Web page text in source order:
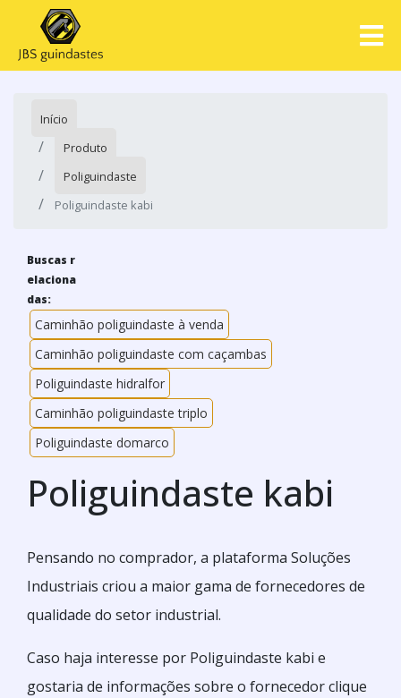
Início
Produto
Poliguindaste
Poliguindaste kabi
Buscas r
elaciona
das:
Caminhão poliguindaste à venda
Caminhão poliguindaste com caçambas
Poliguindaste hidralfor
Caminhão poliguindaste triplo
Poliguindaste domarco
Poliguindaste kabi
Pensando no comprador, a plataforma Soluções
Industriais criou a maior gama de fornecedores de
qualidade do setor industrial.
Caso haja interesse por Poliguindaste kabi e
gostaria de informações sobre o fornecedor clique